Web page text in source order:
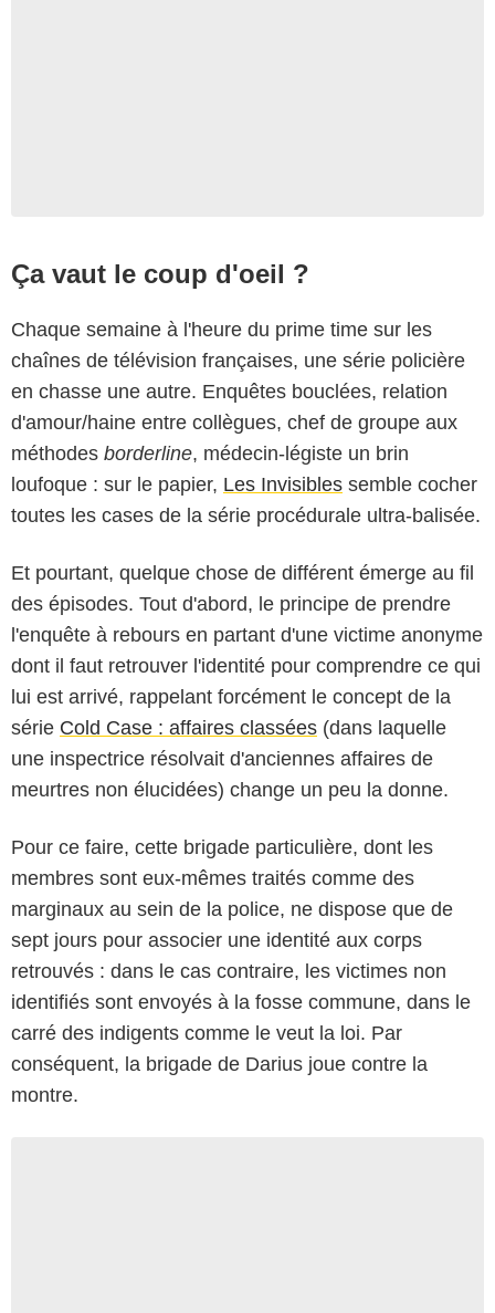
Ça vaut le coup d'oeil ?
Chaque semaine à l'heure du prime time sur les
chaînes de télévision françaises, une série policière
en chasse une autre. Enquêtes bouclées, relation
d'amour/haine entre collègues, chef de groupe aux
méthodes borderline, médecin-légiste un brin
loufoque : sur le papier, Les Invisibles semble cocher
toutes les cases de la série procédurale ultra-balisée.
Et pourtant, quelque chose de différent émerge au fil
des épisodes. Tout d'abord, le principe de prendre
l'enquête à rebours en partant d'une victime anonyme
dont il faut retrouver l'identité pour comprendre ce qui
lui est arrivé, rappelant forcément le concept de la
série Cold Case : affaires classées (dans laquelle
une inspectrice résolvait d'anciennes affaires de
meurtres non élucidées) change un peu la donne.
Pour ce faire, cette brigade particulière, dont les
membres sont eux-mêmes traités comme des
marginaux au sein de la police, ne dispose que de
sept jours pour associer une identité aux corps
retrouvés : dans le cas contraire, les victimes non
identifiés sont envoyés à la fosse commune, dans le
carré des indigents comme le veut la loi. Par
conséquent, la brigade de Darius joue contre la
montre.